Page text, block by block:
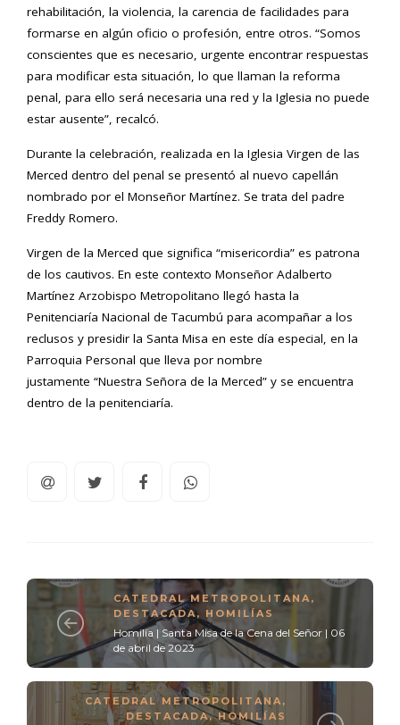
rehabilitación, la violencia, la carencia de facilidades para
formarse en algún oficio o profesión, entre otros. “Somos
conscientes que es necesario, urgente encontrar respuestas
para modificar esta situación, lo que llaman la reforma
penal, para ello será necesaria una red y la Iglesia no puede
estar ausente”, recalcó.
Durante la celebración, realizada en la Iglesia Virgen de las
Merced dentro del penal se presentó al nuevo capellán
nombrado por el Monseñor Martínez. Se trata del padre
Freddy Romero.
Virgen de la Merced que significa “misericordia” es patrona
de los cautivos. En este contexto Monseñor Adalberto
Martínez Arzobispo Metropolitano llegó hasta la
Penitenciaría Nacional de Tacumbú para acompañar a los
reclusos y presidir la Santa Misa en este día especial, en la
Parroquia Personal que lleva por nombre
justamente “Nuestra Señora de la Merced” y se encuentra
dentro de la penitenciaría.
CATEDRAL METROPOLITANA ,
DESTACADA, HOMILÍAS
Homilía | Santa Misa de la Cena del Señor | 06
de abril de 2023
CATEDRAL METROPOLITANA ,
DESTACADA,HOMILÍAS